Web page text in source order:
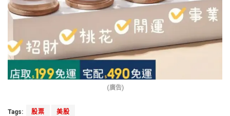
(廣告)
Tags: 股票 美股